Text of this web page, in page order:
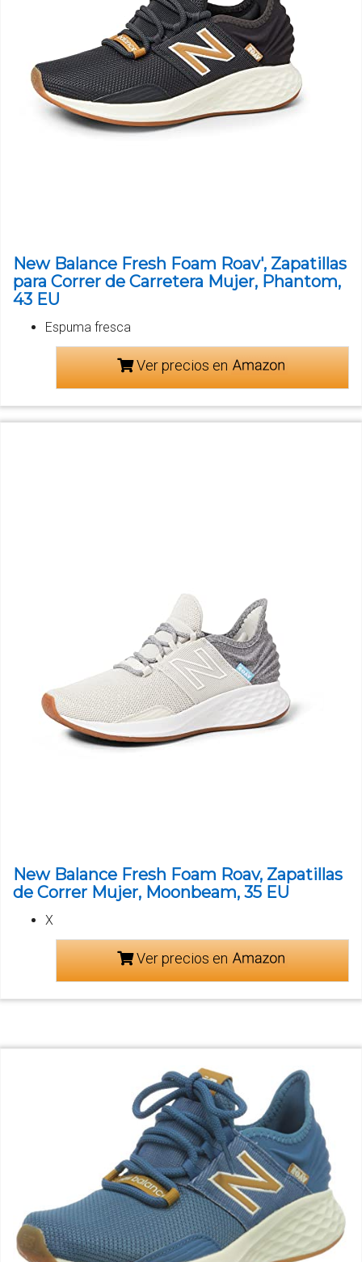
New Balance Fresh Foam Roav', Zapatillas
para Correr de Carretera Mujer, Phantom,
43 EU
Espuma fresca
Ver precios en
New Balance Fresh Foam Roav, Zapatillas
de Correr Mujer, Moonbeam, 35 EU
X
Ver precios en